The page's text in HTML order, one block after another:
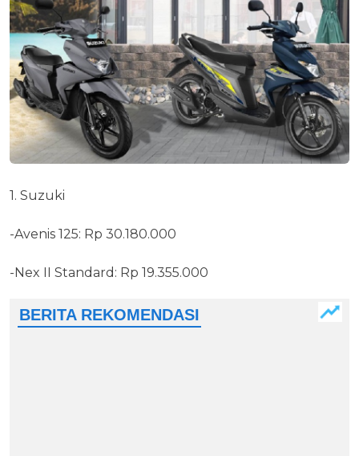
1. Suzuki
-Avenis 125: Rp 30.180.000
-Nex II Standard: Rp 19.355.000